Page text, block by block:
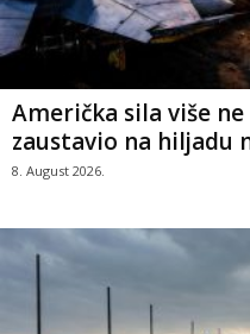
Američka sila više
zaustavio na hiljadu
8. August 2026.